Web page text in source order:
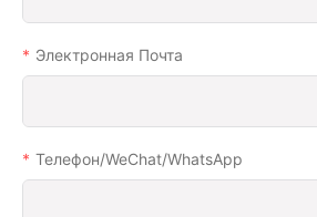
Электронная Почта
Телефон/WeChat/WhatsApp